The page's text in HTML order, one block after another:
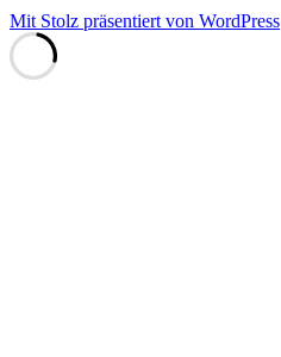
Mit Stolz präsentiert von WordPress